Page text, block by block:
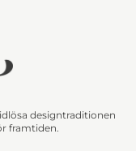
designtraditionen
framtiden.